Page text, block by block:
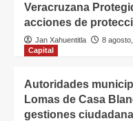
Veracruzana
acciones de
Jan Xahuentitla
8
Capital
Autoridades
Lomas de Casa
gestiones